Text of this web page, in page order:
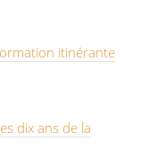
itinérante
dix ans de la